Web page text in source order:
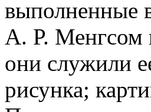
выполненные
А. Р. Менгсом
они служили
рисунка;